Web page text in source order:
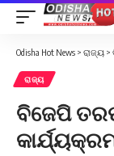
Odisha Hot News > ରାଜ୍ୟ >
ରାଜ୍ୟ
ବିଜେପି